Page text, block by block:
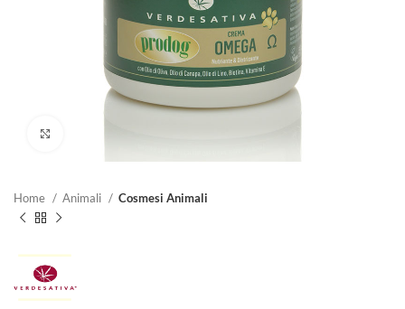
Home Animali Cosmesi Animali